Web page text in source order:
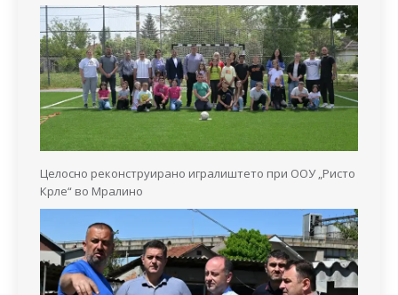
Целосно реконструирано игралиштето при ООУ „Ристо
Крле“ во Мралино